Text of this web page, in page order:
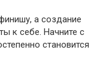
а создание
к себе. Начните с
становится